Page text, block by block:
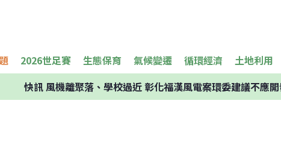
2026世足賽 生態保育 氣候變遷 循環經濟 土地利用
快訊風機離聚落、學校過近 彰化福漢風電案環委建議不應